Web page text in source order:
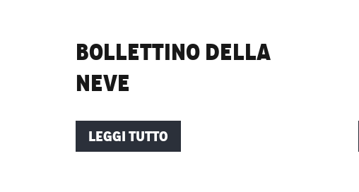
Bollettino della
neve
LEGGI TUTTO